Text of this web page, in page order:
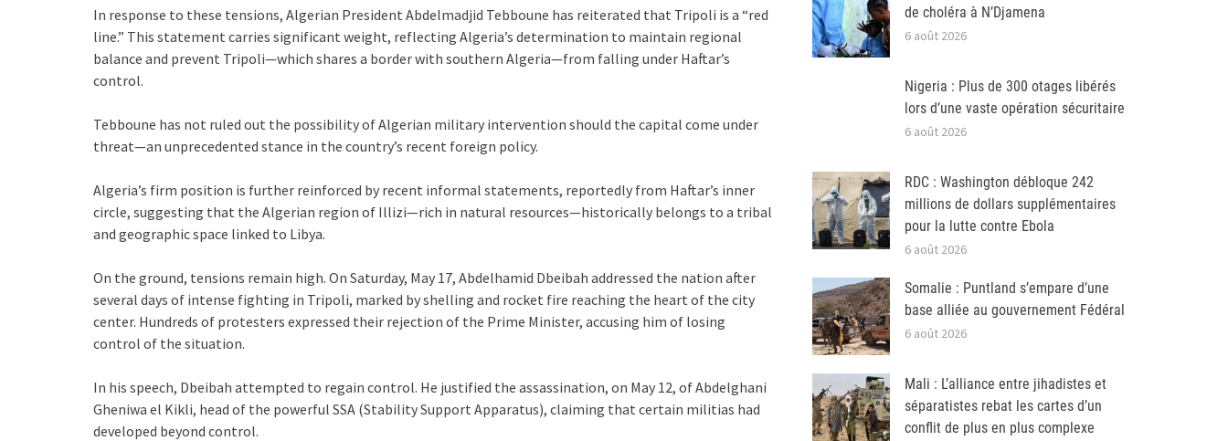
In response to these tensions, Algerian President Abdelmadjid Tebboune has reiterated that Tripoli is a “red
line.” This statement carries significant weight, reflecting Algeria’s determination to maintain regional
balance and prevent Tripoli—which shares a border with southern Algeria—from falling under Haftar’s
control.
Tebboune has not ruled out the possibility of Algerian military intervention should the capital come under
threat—an unprecedented stance in the country’s recent foreign policy.
Algeria’s firm position is further reinforced by recent informal statements, reportedly from Haftar’s inner
circle, suggesting that the Algerian region of Illizi—rich in natural resources—historically belongs to a tribal
and geographic space linked to Libya.
On the ground, tensions remain high. On Saturday, May 17, Abdelhamid Dbeibah addressed the nation after
several days of intense fighting in Tripoli, marked by shelling and rocket fire reaching the heart of the city
center. Hundreds of protesters expressed their rejection of the Prime Minister, accusing him of losing
control of the situation.
In his speech, Dbeibah attempted to regain control. He justified the assassination, on May 12, of Abdelghani
Gheniwa el Kikli, head of the powerful SSA (Stability Support Apparatus), claiming that certain militias had
developed beyond control.
de choléra à N’Djamena
6 août 2026
Nigeria : Plus de 300 otages libérés
lors d’une vaste opération sécuritaire
6 août 2026
RDC : Washington débloque 242
millions de dollars supplémentaires
pour la lutte contre Ebola
6 août 2026
Somalie : Puntland s’empare d’une
base alliée au gouvernement Fédéral
6 août 2026
Mali : L’alliance entre jihadistes et
séparatistes rebat les cartes d’un
conflit de plus en plus complexe